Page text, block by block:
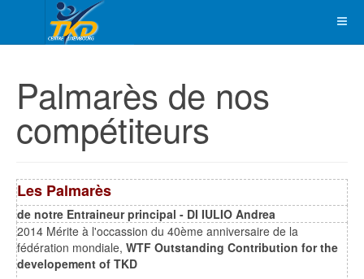
Palmarès de nos
compétiteurs
Les Palmarès
de notre Entraineur principal - DI IULIO Andrea
2014 Mérite à l'occassion du 40ème anniversaire de la
fédération mondiale, WTF Outstanding Contribution for the
developement of TKD